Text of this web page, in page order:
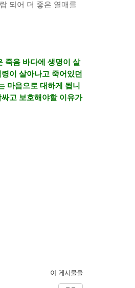
되어 더 좋은 열매를
죽음 바다에 생명이 살
이 살아나고 죽어있던
마음으로 대하게 됩니
고 보호해야할 이유가
이 게시물을